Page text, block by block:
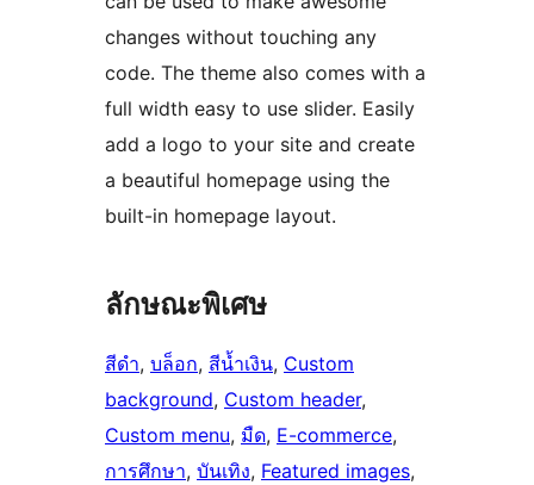
changes without touching any
code. The theme also comes with a
full width easy to use slider. Easily
add a logo to your site and create
a beautiful homepage using the
built-in homepage layout.
ลักษณะพิเศษ
สีดำ, บล็อก, สีน้ำเงิน, Custom
background, Custom header
Custom menu, มืด, E-commerce
การศึกษา, บันเทิง, Featured images